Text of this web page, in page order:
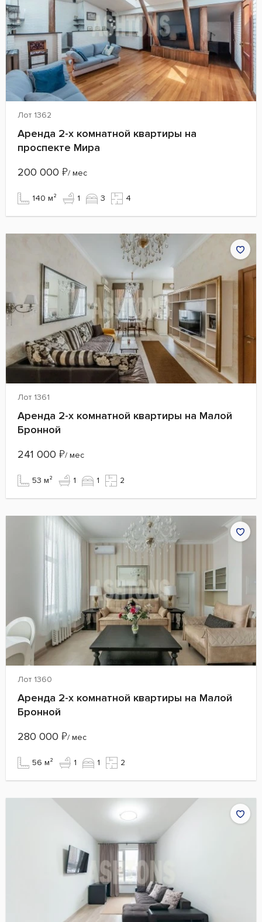
Лот 1362
Аренда 2-х комнатной квартиры на
проспекте Мира
200 000 ₽/ мес
140 м² 1 3 4
Лот 1361
Аренда 2-х комнатной квартиры на Малой
Бронной
241 000 ₽/ мес
53 м² 1 1 2
Лот 1360
Аренда 2-х комнатной квартиры на Малой
Бронной
280 000 ₽/ мес
56 м² 1 1 2